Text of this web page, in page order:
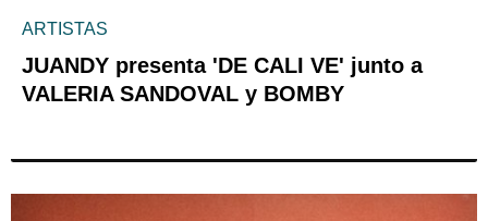
ARTISTAS
JUANDY presenta 'DE CALI VE' junto a
VALERIA SANDOVAL y BOMBY